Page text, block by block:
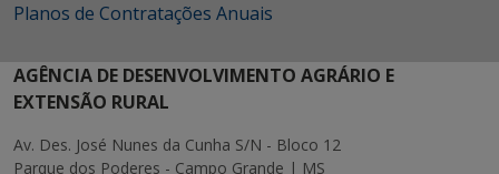
Planos de Contratações Anuais
AGÊNCIA DE DESENVOLVIMENTO AGRÁRIO E
EXTENSÃO RURAL
Av. Des. José Nunes da Cunha S/N - Bloco 12
Parque dos Poderes - Campo Grande | MS